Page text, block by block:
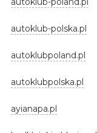
autoklub-polska.pl
autoklubpoland.pl
autoklubpolska.pl
ayianapa.pl